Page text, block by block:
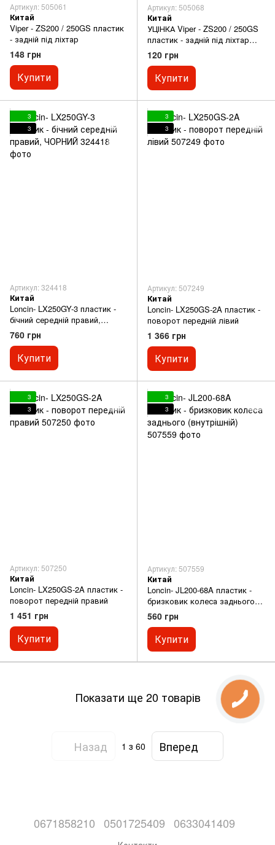
Артикул: 505061
Китай
Viper - ZS200 / 250GS пластик
- задній під ліхтар
148 грн
Купити
Артикул: 505068
Китай
УЦІНКА Viper - ZS200 / 250GS
пластик - задній під ліхтар
(див. фото)
120 грн
Купити
3
3
Артикул: 324418
Китай
Loncin- LX250GY-3 пластик -
бічний середній правий,
ЧОРНИЙ
760 грн
Купити
3
3
Артикул: 507249
Китай
Loncin- LX250GS-2A пластик -
поворот передній лівий
1 366 грн
Купити
3
3
Артикул: 507250
Китай
Loncin- LX250GS-2A пластик -
поворот передній правий
1 451 грн
Купити
3
3
Артикул: 507559
Китай
Loncin- JL200-68A пластик -
бризковик колеса заднього
(внутрішній)
560 грн
Купити
Показати ще 20 товарів
Назад 1 з 60 Вперед
0671858210 0501725409 0633041409